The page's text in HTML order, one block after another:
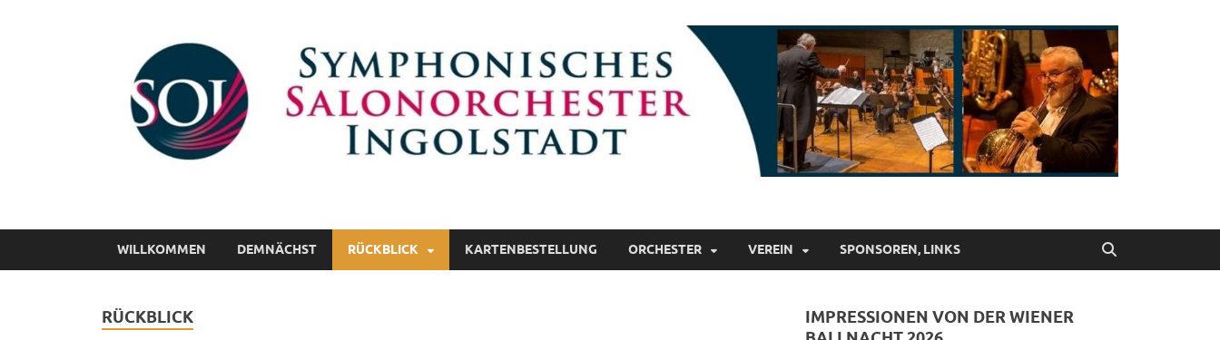
Symphonisches Salonorchester Ingolstadt
WILLKOMMEN DEMNÄCHST RÜCKBLICK KARTENBESTELLUNG ORCHESTER VEREIN SPONSOREN, LINKS
RÜCKBLICK
IMPRESSIONEN VON DER WIENER